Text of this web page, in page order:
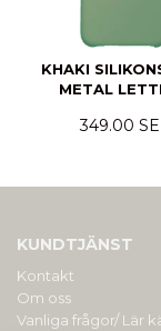
KHAKI
METAL
349.00
KUNDTJÄNST
Kontakt
Om oss
Vanliga frågor/ Lär